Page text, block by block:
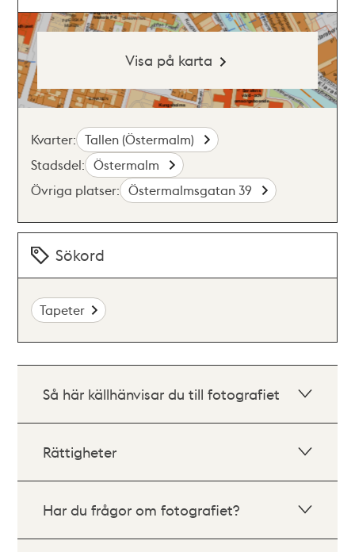
Visa på karta
Kvarter: Tallen (Östermalm)
Stadsdel: Östermalm
Övriga platser: Östermalmsgatan 39
Sökord
Tapeter
Så här källhänvisar du till fotografiet
Rättigheter
Har du frågor om fotografiet?